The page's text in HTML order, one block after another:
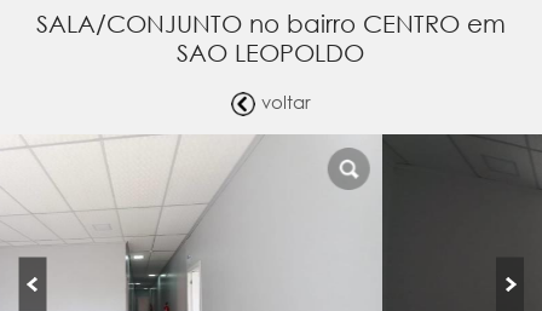
SALA/CONJUNTO no bairro CENTRO em
SAO LEOPOLDO
voltar